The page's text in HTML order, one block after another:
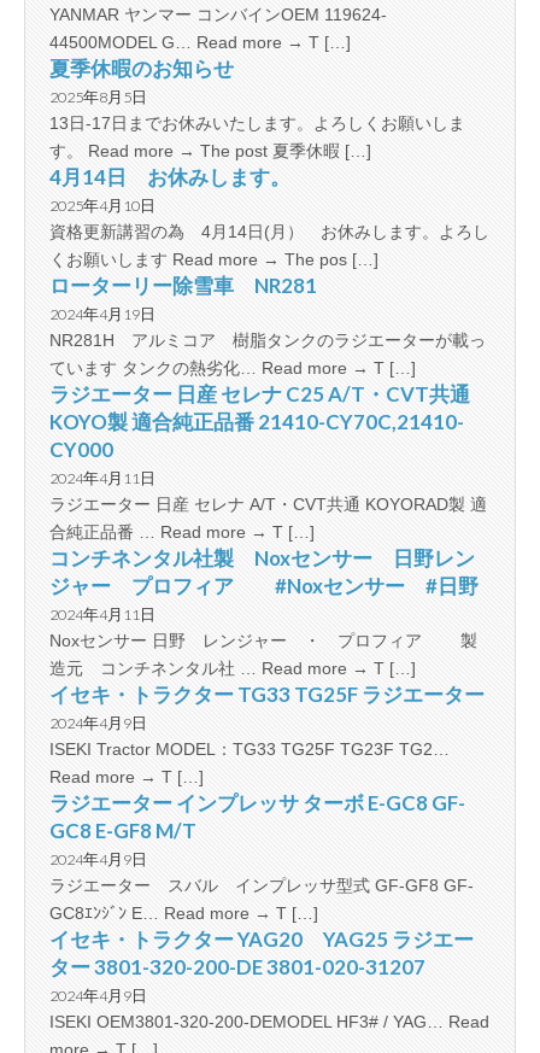
YANMAR ヤンマー コンバインOEM 119624-
44500MODEL G… Read more → T […]
夏季休暇のお知らせ
2025年8月5日
13日-17日までお休みいたします。よろしくお願いしま
す。 Read more → The post 夏季休暇 […]
4月14日 お休みします。
2025年4月10日
資格更新講習の為 4月14日(月） お休みします。よろし
くお願いします Read more → The pos […]
ローターリー除雪車 NR281
2024年4月19日
NR281H アルミコア 樹脂タンクのラジエーターが載っ
ています タンクの熱劣化… Read more → T […]
ラジエーター 日産 セレナ C25 A/T・CVT共通
KOYO製 適合純正品番 21410-CY70C,21410-
CY000
2024年4月11日
ラジエーター 日産 セレナ A/T・CVT共通 KOYORAD製 適
合純正品番 … Read more → T […]
コンチネンタル社製 Noxセンサー 日野レン
ジャー プロフィア #Noxセンサー #日野
2024年4月11日
Noxセンサー 日野 レンジャー ・ プロフィア 製
造元 コンチネンタル社 … Read more → T […]
イセキ・トラクター TG33 TG25F ラジエーター
2024年4月9日
ISEKI Tractor MODEL：TG33 TG25F TG23F TG2…
Read more → T […]
ラジエーター インプレッサ ターボ E-GC8 GF-
GC8 E-GF8 M/T
2024年4月9日
ラジエーター スバル インプレッサ型式 GF-GF8 GF-
GC8ｴﾝｼﾞﾝ E… Read more → T […]
イセキ・トラクター YAG20 YAG25 ラジエー
ター 3801-320-200-DE 3801-020-31207
2024年4月9日
ISEKI OEM3801-320-200-DEMODEL HF3# / YAG… Read